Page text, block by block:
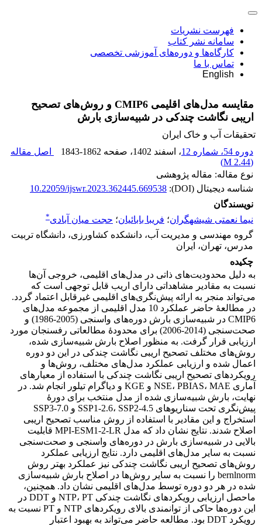
فهرست نشریات
سامانه نشر کتاب
کارگاه‌ها و دوره‌های آموزشی تخصصی
تماس با ما
English
مقایسه مدل‌های اقلیمی CMIP6 و روش‌های تصحیح
اریبی نگاشت چندکی در شبیه‌سازی بارش
تحقیقات آب و خاک ایران
دوره 54، شماره 12
، اسفند 1402 ، صفحه 1843-1862
اصل مقاله
(
2.44 M
)
نوع مقاله: مقاله پژوهشی
شناسه دیجیتال (DOI):
10.22059/ijswr.2023.362445.669538
نویسندگان
نیما نعمتی شیشهگران؛ فریبا بابائیان؛ حجت میان آبادی*
گروه مهندسی و مدیریت آب، دانشکده کشاورزی، دانشگاه تربیت
مدرس، تهران، ایران
چکیده
به دلیل محدودیت‌های ذاتی در مدل‌های اقلیمی، خروجی آن‌ها
نسبت به مقادیر مشاهداتی دارای اریب قابل توجهی است که
می‌تواند منجر به ارائه پیش‌نگری‌های اقلیمی غیرقابل اعتماد گردد.
در مطالعۀ حاضر عملکرد 10 مدل اقلیمی از مجموعه مدل‌های
CMIP6 در شبیه‌سازی بارش دوره‌های واسنجی (2005-1986) و
صحت‌سنجی (2014-2006) برای محدودۀ مطالعاتی رفسنجان مورد
ارزیابی قرار گرفت. به منظور اصلاح بارش شبیه‌سازی شده،
روش‌های مختلف تصحیح اریبی نگاشت چندکی در این دو دوره
اعمال شده و ارزیابی عملکرد مدل‌های مختلف، روش‌ها و
رویکردهای تصحیح اریبی نگاشت چندکی با استفاده از معیارهای
آماری NSE، PBIAS، MAE و KGE و دیاگرام تیلور انجام شد. در
نهایت، بارش شبیه‌سازی شده از مدل منتخب برای دورۀ
پیش‌نگری تحت سناریوهای SSP1-2.6، SSP2-4.5 و SSP3-7.0
استخراج و این مقادیر با استفاده از روش مناسب تصحیح اریبی
اصلاح شدند. نتایج نشان داد که مدل MPI-ESM1-2-LR قابلیت
بالایی در شبیه‌سازی بارش در دوره‌های واسنجی و صحت‌سنجی
نسبت به سایر مدل‌های اقلیمی دارد. نتایج ارزیابی عملکرد
روش‌های تصحیح اریبی نگاشت چندکی نیز عملکرد بهتر روش‌
bernlnorm را نسبت به سایر روش‌ها در اصلاح بارش شبیه‌سازی
شده در هر دو دوره توسط مدل‌های اقلیمی نشان داد. همچنین،
ماحصل ارزیابی رویکردهای نگاشت چندکی NTP، PT و DDT در
این دوره‌ها حاکی از توانمندی بالای رویکردهای NTP و PT نسبت به
رویکرد DDT بود. مطالعه حاضر می‌تواند به بهبود اعتبار